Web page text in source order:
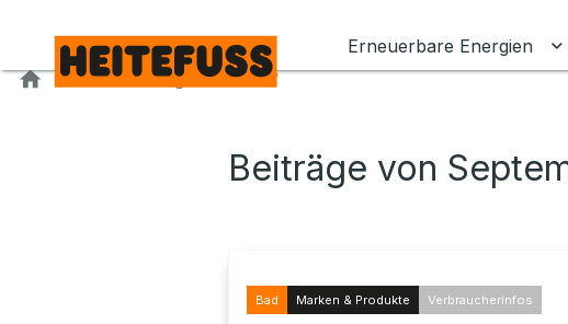
Erneuerbare Energien
Home Blog Archiv
Beiträge von
Bad Marken & Produkte Verbraucherinfos